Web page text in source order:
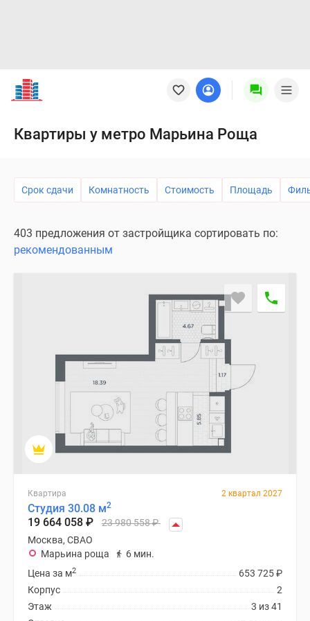
Новостройки
Квартиры
Новостройки
Москвы
Подмосковья
Новостройки
Москвы
Готовые
новостройки
Коммерческие
Панорамы
новостроек
Видеообзор
новостроек
Экспертиза
новостроек
Экология
Москвы
Подмосковья
Студии
Квартиры у метро Марьина Роща
Срок сдачи Комнатность Стоимость Площадь
403 предложения от застройщика сортировать по:
рекомендованным
Квартира 2 квартал 2027
Студия 30.08 м2
19 664 058 ₽ 23 980 558₽
Москва, СВАО
Марьина роща
6 мин.
653 725₽
Цена за м2
2
Корпус
3 из 41
Этаж